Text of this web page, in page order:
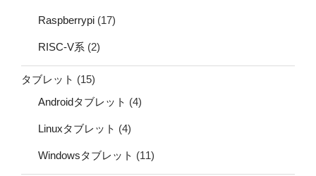
Raspberrypi (17)
RISC-V系 (2)
タブレット (15)
Androidタブレット (4)
Linuxタブレット (4)
Windowsタブレット (11)